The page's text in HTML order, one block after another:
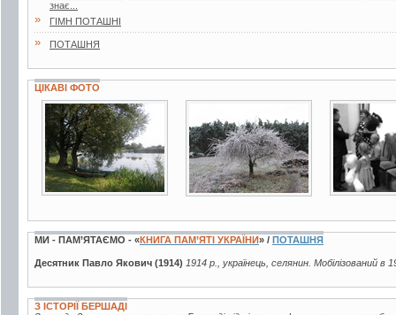
знає...
» ГІМН ПОТАШНІ
» ПОТАШНЯ
ЦІКАВІ ФОТО
25 фото 2 фото
МИ - ПАМ’ЯТАЄМО - «КНИГА ПАМ’ЯТІ УКРАЇНИ» / ПОТАШНЯ
Десятник Павло Якович (1914) 1914 р., українець, селянин. Мобілізований в
З ІСТОРІЇ БЕРШАДІ